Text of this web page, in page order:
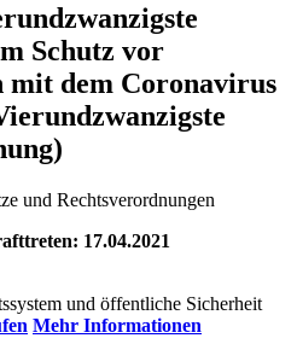
Schutz vor
mit dem Coronavirus
und Rechtsverordnungen
17.04.2021
Mehr Informationen